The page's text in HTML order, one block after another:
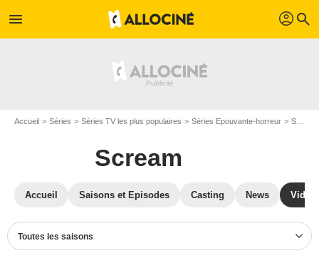
menu profil search
Accueil Séries Séries TV les plus populaires Séries Epouvante-horreur Scream
Scream
Accueil Saisons et Episodes Casting News
Toutes les saisons